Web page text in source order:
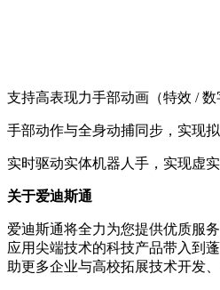
支持高表现力手部动画（特效 / 数
手部动作与全身动捕同步，实现
实时驱动实体机器人手，实现虚
关于爱迪斯通
爱迪斯通将全力为您提供优质服
应用尖端技术的科技产品带入到
助更多企业与高校拓展技术开发、